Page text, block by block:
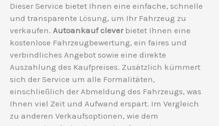
Dieser Service bietet Ihnen eine einfache, schnelle
und transparente Lösung, um Ihr Fahrzeug zu
verkaufen. Autoankauf cleverbietet Ihnen eine
kostenlose Fahrzeugbewertung, ein faires und
verbindliches Angebot sowie eine direkte
Auszahlung des Kaufpreises. Zusätzlich kümmert
sich der Service um alle Formalitäten,
einschließlich der Abmeldung des Fahrzeugs, was
Ihnen viel Zeit und Aufwand erspart. Im Vergleich
zu anderen Verkaufsoptionen, wie dem